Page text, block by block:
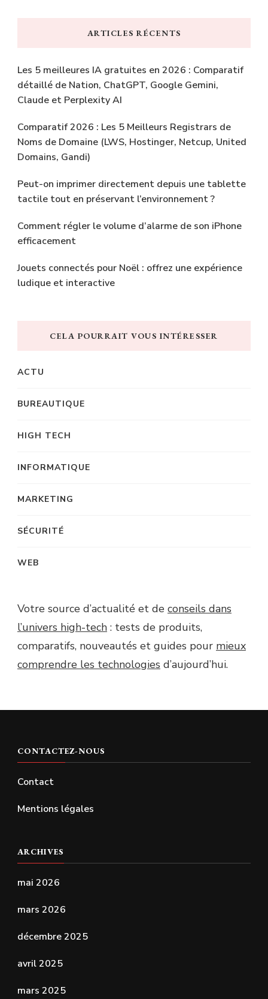
ARTICLES RÉCENTS
Les 5 meilleures IA gratuites en 2026 : Comparatif
détaillé de Nation, ChatGPT, Google Gemini,
Claude et Perplexity AI
Comparatif 2026 : Les 5 Meilleurs Registrars de
Noms de Domaine (LWS, Hostinger, Netcup, United
Domains, Gandi)
Peut-on imprimer directement depuis une tablette
tactile tout en préservant l’environnement ?
Comment régler le volume d’alarme de son iPhone
efficacement
Jouets connectés pour Noël : offrez une expérience
ludique et interactive
CELA POURRAIT VOUS INTÉRESSER
ACTU
BUREAUTIQUE
HIGH TECH
INFORMATIQUE
MARKETING
SÉCURITÉ
WEB
Votre source d’actualité et de conseils dans
l’univers high-tech : tests de produits,
comparatifs, nouveautés et guides pour mieux
comprendre les technologies d’aujourd’hui.
CONTACTEZ-NOUS
Contact
Mentions légales
ARCHIVES
mai 2026
mars 2026
décembre 2025
avril 2025
mars 2025